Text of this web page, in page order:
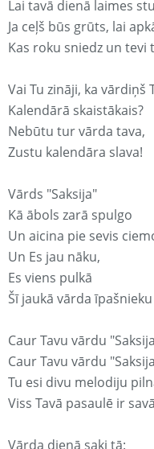
Lai tavā dienā laimes
Ja ceļš būs grūts, lai
Kas roku sniedz un tevi
Vai Tu zināji, ka vārdiņš
Kalendārā skaistākais?
Nebūtu tur vārda tava,
Zustu kalendāra slava!
Vārds "Saksija"
Kā ābols zarā spulgo
Un aicina pie sevis
Un Es jau nāku,
Es viens pulkā
Šī jaukā vārda
Caur Tavu vārdu
Caur Tavu vārdu
Tu esi divu melodiju
Viss Tavā pasaulē ir
Vārda dienā saki tā: